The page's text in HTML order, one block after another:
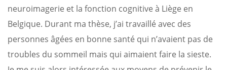
neuroimagerie et la fonction cognitive à Liège en
Belgique. Durant ma thèse, j’ai travaillé avec des
personnes âgées en bonne santé qui n’avaient pas de
troubles du sommeil mais qui aimaient faire la sieste.